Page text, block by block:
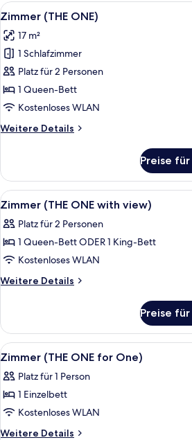
Alle
Fotos
für
Zimmer
(THE
ONE)
anzeigen
Ein
4
Zimmer (THE ONE)
17 m²
1 Schlafzimmer
Platz für 2 Personen
1 Queen-Bett
Kostenloses WLAN
Weitere Details
Weitere
(THE
ONE)
Preise
Alle
Fotos
für
Zimmer
(THE
ONE
anzeigen
Ein
5
Zimmer (THE ONE with view)
Platz für 2 Personen
1 Queen-Bett ODER 1 King-Bett
Kostenloses WLAN
Weitere Details
Weitere
(THE
ONE
with
Preise
Alle
Fotos
für
Zimmer
(THE
ONE
Ein
4
Zimmer (THE ONE for One)
Platz für 1 Person
1 Einzelbett
Kostenloses WLAN
Weitere Details
Weitere